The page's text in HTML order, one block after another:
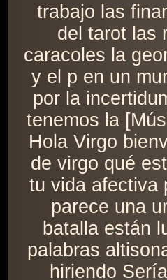
trabajo las
del tarot las
caracoles la
y el p en un
por la
tenemos la
Hola Virgo
de virgo qué
tu vida afectiva
parece una
batalla están
palabras
hiriendo